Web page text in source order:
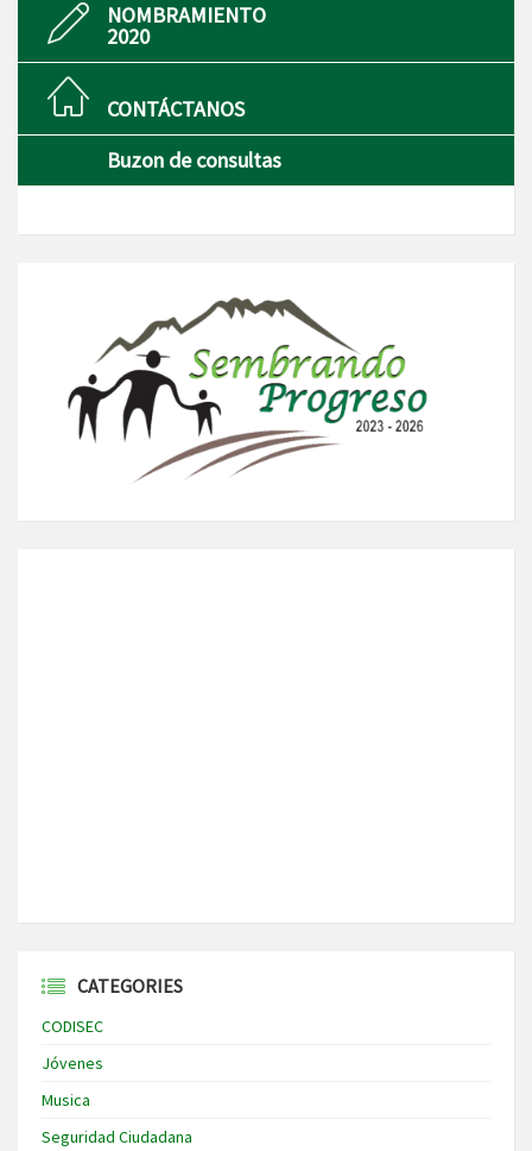
NOMBRAMIENTO
2020
CONTÁCTANOS
Buzon de consultas
CATEGORIES
CODISEC
Jóvenes
Musica
Seguridad Ciudadana